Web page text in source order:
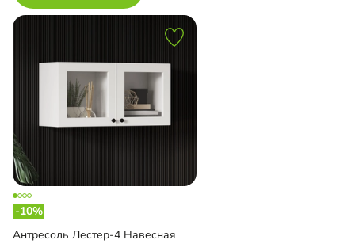
-10%
Антресоль Лестер-4 Навесная